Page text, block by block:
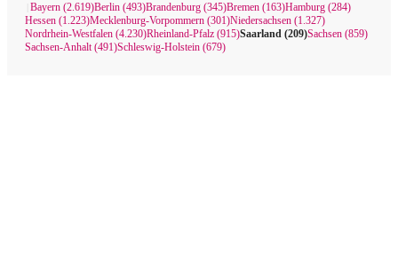
Bayern (2.619)Berlin (493)Brandenburg (345)Bremen (163)Hamburg (284)
Hessen (1.223)Mecklenburg-Vorpommern (301)Niedersachsen (1.327)
Nordrhein-Westfalen (4.230)Rheinland-Pfalz (915)Saarland (209)Sachsen (859)
Sachsen-Anhalt (491)Schleswig-Holstein (679)